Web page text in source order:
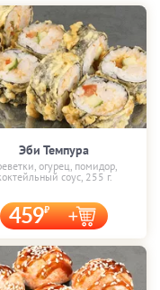
Эби Темпура
огурец, помидор,
соус, 255 г.
459